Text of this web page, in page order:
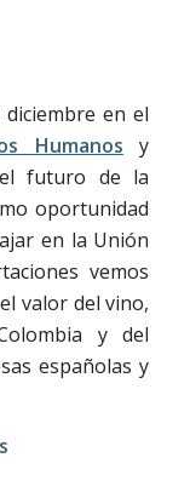
en el
Humanos y
el futuro de la
oportunidad
en la Unión
vemos
valor del vino,
y del
españolas y